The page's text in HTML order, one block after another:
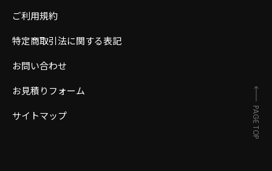
ご利用規約
特定商取引法に関する表記
お問い合わせ
お見積りフォーム
サイトマップ
PAGE TOP